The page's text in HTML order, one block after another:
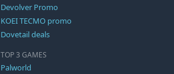
Devolver Promo
KOEI TECMO promo
Dovetail deals
TOP 3 GAMES
Palworld